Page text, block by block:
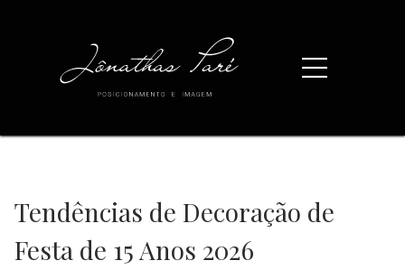
Tendências de Decoração de
Festa de 15 Anos 2026